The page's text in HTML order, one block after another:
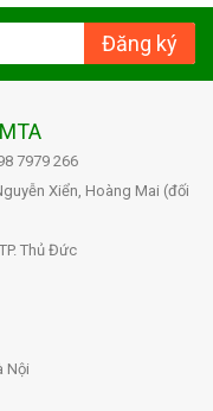
Đăng ký
7979 266
Xiển, Hoàng Mai (đối
Thủ Đức
Nội